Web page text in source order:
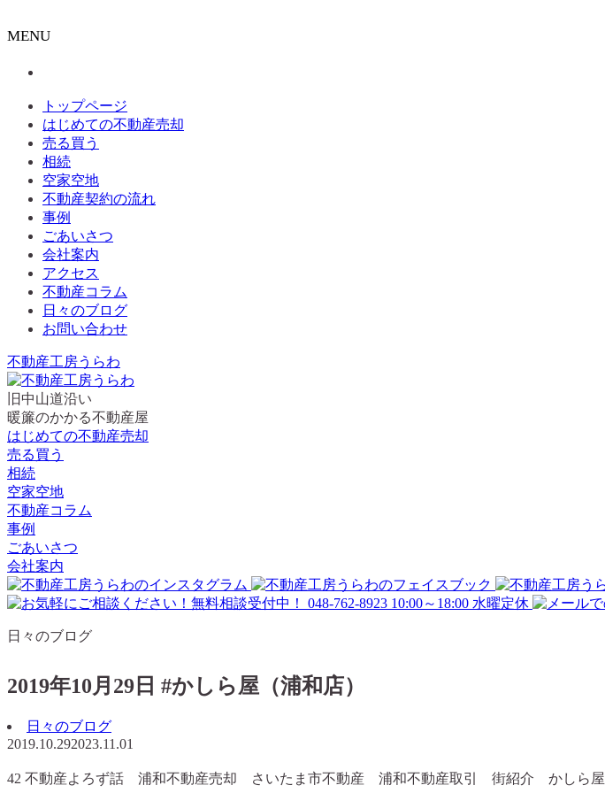
MENU
トップページ
はじめての不動産売却
売る買う
相続
空家空地
不動産契約の流れ
事例
ごあいさつ
会社案内
アクセス
不動産コラム
日々のブログ
お問い合わせ
不動産工房うらわ
旧中山道沿い
暖簾のかかる不動産屋
はじめての不動産売却
売る買う
相続
空家空地
不動産コラム
事例
ごあいさつ
会社案内
日々のブログ
2019年10月29日 #かしら屋（浦和店）
日々のブログ
2019.10.292023.11.01
42 不動産よろず話 浦和不動産売却 さいたま市不動産 浦和不動産取引 街紹介 かしら屋